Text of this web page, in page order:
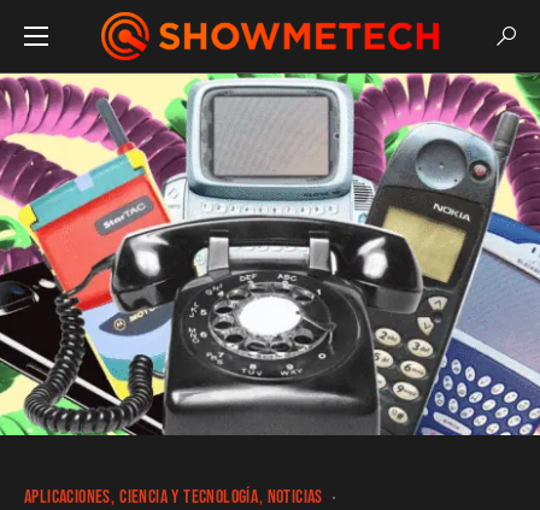
APLICACIONES CIENCIA Y TECNOLOGÍA NOTICIAS